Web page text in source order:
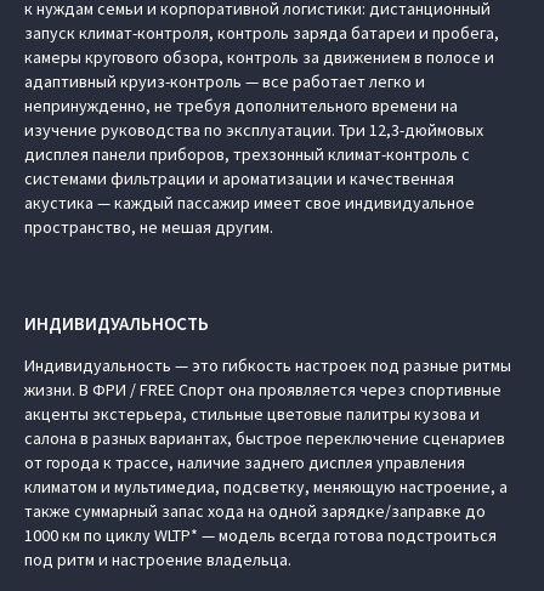
к нуждам семьи и корпоративной логистики: дистанционный
запуск климат-контроля, контроль заряда батареи и пробега,
камеры кругового обзора, контроль за движением в полосе и
адаптивный круиз-контроль — все работает легко и
непринужденно, не требуя дополнительного времени на
изучение руководства по эксплуатации. Три 12,3-дюймовых
дисплея панели приборов, трехзонный климат-контроль с
системами фильтрации и ароматизации и качественная
акустика — каждый пассажир имеет свое индивидуальное
пространство, не мешая другим.
ИНДИВИДУАЛЬНОСТЬ
Индивидуальность — это гибкость настроек под разные ритмы
жизни. В ФРИ / FREE Спорт она проявляется через спортивные
акценты экстерьера, стильные цветовые палитры кузова и
салона в разных вариантах, быстрое переключение сценариев
от города к трассе, наличие заднего дисплея управления
климатом и мультимедиа, подсветку, меняющую настроение, а
также суммарный запас хода на одной зарядке/заправке до
1000 км по циклу WLTP* — модель всегда готова подстроиться
под ритм и настроение владельца.